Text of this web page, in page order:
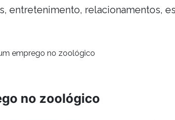
entretenimento, relacionamentos,
emprego no zoológico
no zoológico